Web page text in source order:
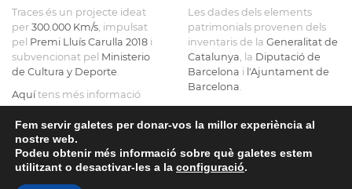
Traces és un projecte ideat
per 300.000 Km/s , impulsat
pel Premi Lluís Carulla 2018 i
subvencionat pel Ministerio
de Cultura y Deporte
Aquítens més informació
sobre el projecte
Si ens vols contactar pots fer-
ho a info@tracesmap.org
Les dades dels elements
patrimonials provenen dels
inventaris de la Generalitat de
Catalunya , la Diputació de
Barcelona i l'Ajuntament de
Barcelona
El mapa base ha estat
realitzat amb dades de la
, l'Institut Cartogràfic i
Geològic de Catalunya
Fem servir galetes per donar-vos la millor experiència al
nostre web.
Podeu obtenir més informació sobre què galetes estem
utilitzant o desactivar-les a la configuració.